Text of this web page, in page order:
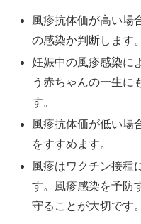
風疹抗体価が高い場
の感染か判断します。
妊娠中の風疹感染に
う赤ちゃんの一生に
す。
風疹抗体価が低い場
をすすめます。
風疹はワクチン接種
す。風疹感染を予防
守ることが大切です。